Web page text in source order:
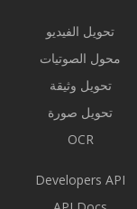
تحويل الفيديو
محول الصوتيات
تحويل وثيقة
تحويل صورة
OCR
Developers API